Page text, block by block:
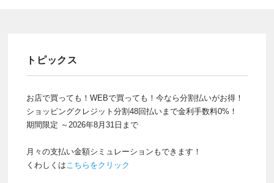
トピックス
お店で買っても！WEBで買っても！今なら分割払いがお得！
ショッピングクレジット分割48回払いまで金利手数料0%！
期間限定 ～2026年8月31日まで
月々の支払い金額シミュレーションもできます！
くわしくはこちらをクリック